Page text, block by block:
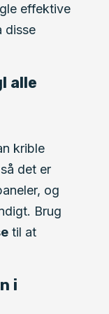
effektive
disse
alle
krible
det er
og
Brug
til at
i